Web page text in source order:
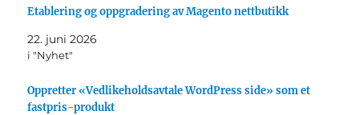
Etablering og oppgradering av Magento nettbutikk
22. juni 2026
i "Nyhet"
Oppretter «Vedlikeholdsavtale WordPress side» som et
fastpris-produkt